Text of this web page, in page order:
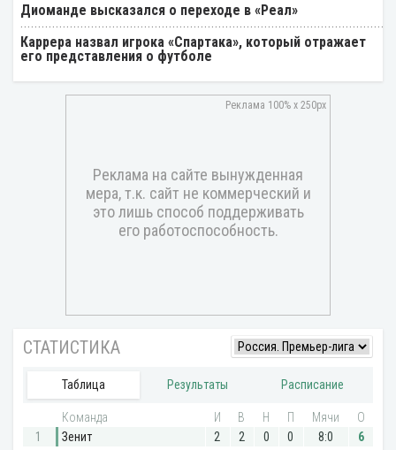
Диоманде высказался о переходе в «Реал»
Каррера назвал игрока «Спартака», который отражает
его представления о футболе